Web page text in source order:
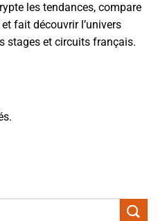
les tendances, compare
fait découvrir l’univers
stages et circuits français.